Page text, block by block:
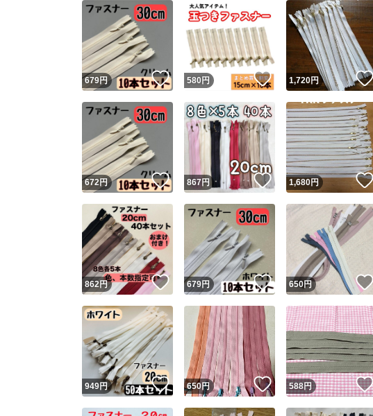
Yahoo!フリマが定めた
安心取引出品者
安心取引出品者
取引実績
取引実績◯+
他フリマ実績◯+
スピード&安心発送
※このバッジは実績に基づ
スピード＆安心発送
スピード発送
商品画像の 無
コピーは1商品
679円 いいね！
580 円 いいね！
1,720円
672円 いいね！
867円 いいね！
1,680円
862円 いいね！
679円 いいね！
650円
949円 いいね！
650円 いいね！
588円